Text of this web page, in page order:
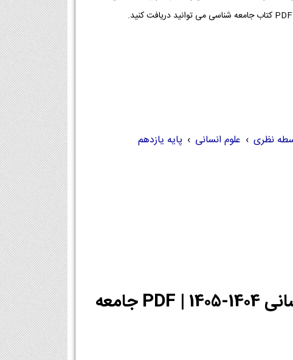
نظری › علوم انسانی › پایه یازدهم
دانلود PDF کتاب جامعه شناسی یازدهم انسانی 1404-1405 | PDF جامعه